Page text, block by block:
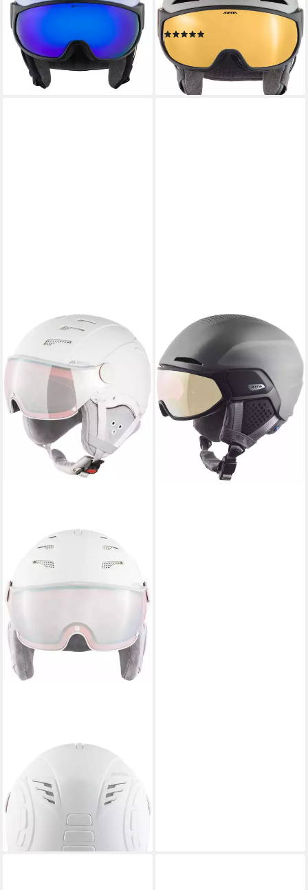
Snowboardhelm lilac black
matt A923
159,99 €
-20%
lieferbar - in 4-5 Werktagen bei dir
Snowboardhelm moon grey
gold A9236
ab 159,99 € UVP
-20%
lieferbar - in 4-5 Werktagen bei dir
WHITE-GREY MATT
269,99 €
299,99 €
lieferbar - in 4-5 Werktagen bei dir
ALPINA
Skihelm ALPINA ALTO QV
Helm 2026 gun metal matt
ab 263,90 €
UVP 329,90 €
lieferbar - in 3-4 Werktagen bei dir